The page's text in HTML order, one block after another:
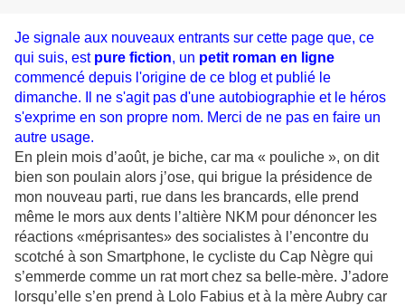
Je signale aux nouveaux entrants sur cette page que, ce
qui suis, est pure fiction, un petit roman en ligne
commencé depuis l'origine de ce blog et publié le
dimanche. Il ne s'agit pas d'une autobiographie et le héros
s'exprime en son propre nom. Merci de ne pas en faire un
autre usage.
En plein mois d’août, je biche, car ma « pouliche », on dit
bien son poulain alors j’ose, qui brigue la présidence de
mon nouveau parti, rue dans les brancards, elle prend
même le mors aux dents l’altière NKM pour dénoncer les
réactions «méprisantes» des socialistes à l’encontre du
scotché à son Smartphone, le cycliste du Cap Nègre qui
s’emmerde comme un rat mort chez sa belle-mère. J’adore
lorsqu’elle s’en prend à Lolo Fabius et à la mère Aubry car